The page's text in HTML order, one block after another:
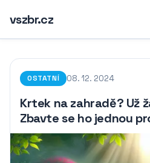
vszbr.cz
OSTATNÍ 08. 12. 2024
Krtek na zahradě? Už
Zbavte se ho jednou